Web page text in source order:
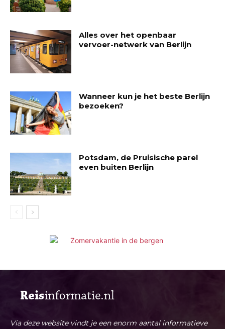
Alles over het openbaar
vervoer-netwerk van Berlijn
Wanneer kun je het beste Berlijn
bezoeken?
Potsdam, de Pruisische parel
even buiten Berlijn
Via deze website vindt je een enorm aantal informatieve